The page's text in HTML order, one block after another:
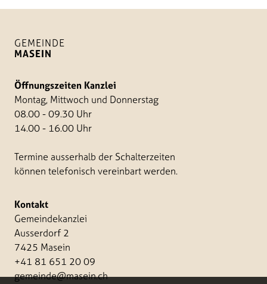
GEMEINDE
MASEIN
Öffnungszeiten Kanzlei
Montag, Mittwoch und Donnerstag
08.00 - 09.30 Uhr
14.00 - 16.00 Uhr
Termine ausserhalb der Schalterzeiten
können telefonisch vereinbart werden.
Kontakt
Gemeindekanzlei
Ausserdorf 2
7425 Masein
+41 81 651 20 09
gemeinde@masein.ch